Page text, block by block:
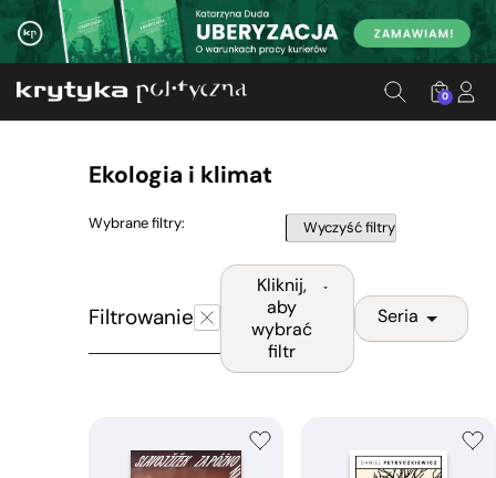
0
Ekologia i klimat
Filtrowanie
Kliknij,
aby
wybrać
filtr
Seria
Wybrane filtry: Wyczyść filtry